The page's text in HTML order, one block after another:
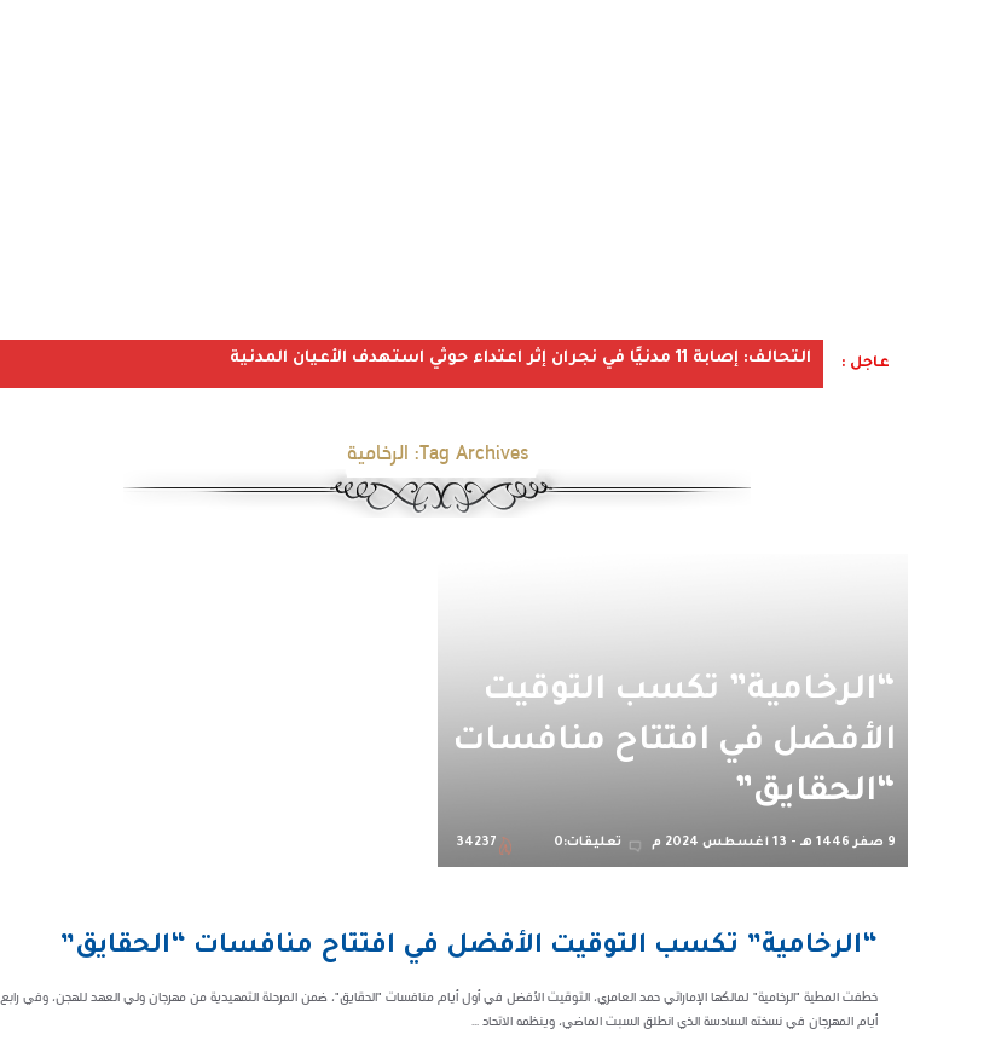
عاجل : التحالف: إصابة 11 مدنيًا في نجران إثر اعتداء حوثي استهدف الأعيان المدنية
Tag Archives: الرخامية
“الرخامية” تكسب التوقيت
الأفضل في افتتاح منافسات
“الحقايق”
9 صفر 1446 هـ - 13 أغسطس 2024 م تعليقات:0 34237
“الرخامية” تكسب التوقيت الأفضل في افتتاح منافسات “الحقايق”
خطفت المطية "الرخامية" لمالكها الإماراتي حمد العامري، التوقيت الأفضل في أول أيام منافسات "الحقايق"، ضمن المرحلة التمهيدية من مهرجان ولي العهد للهجن، وفي رابع
أيام المهرجان في نسخته السادسة الذي انطلق السبت الماضي، وينظمه الاتحاد ...